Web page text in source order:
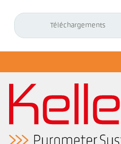
Téléchargements